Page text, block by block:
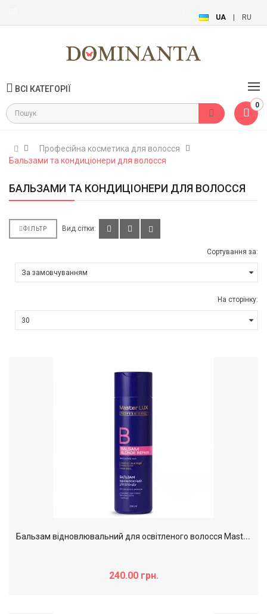
UA RU
ВСІ КАТЕГОРІЇ
0
Професійна косметика для волосся
Бальзами та кондиціонери для волосся
БАЛЬЗАМИ ТА КОНДИЦІОНЕРИ ДЛЯ ВОЛОССЯ
ФІЛЬТР Вид сітки:
Сортування за:
На сторінку:
Б
альзам відновлювальний для освітленого волосся Master LUX professional Blonde Repair, 250 мл
240.00 грн.